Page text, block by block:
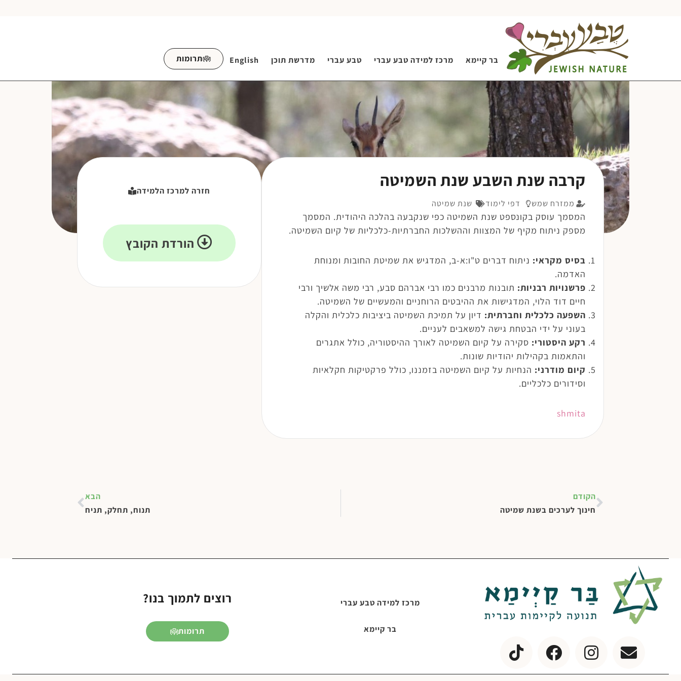
בר קיימא מרכז למידה טבע עברי טבע עברי מדרשת תוכן English תרומות
קרבה שנת השבע שנת השמיטה
ממזרח שמש דפי לימוד שנת שמיטה
המסמך עוסק בקונספט שנת השמיטה כפי שנקבעה בהלכה היהודית. המסמך
מספק ניתוח מקיף של המצוות וההשלכות החברתיות-כלכליות של קיום השמיטה.
בסיס מקראי: ניתוח דברים ט"ו:א-ב, המדגיש את שמיטת החובות ומנוחת
האדמה.
פרשנויות רבניות: תובנות מרבנים כמו רבי אברהם סבע, רבי משה אלשיך ורבי
חיים דוד הלוי, המדגישות את ההיבטים הרוחניים והמעשיים של השמיטה.
השפעה כלכלית וחברתית: דיון על תמיכת השמיטה ביציבות כלכלית והקלה
בעוני על ידי הבטחת גישה למשאבים לעניים.
רקע היסטורי: סקירה על קיום השמיטה לאורך ההיסטוריה, כולל אתגרים
והתאמות בקהילות יהודיות שונות.
קיום מודרני: הנחיות על קיום השמיטה בזמננו, כולל פרקטיקות חקלאיות
וסידורים כלכליים.
shmita
חזרה למרכז הלמידה
הורדת הקובץ
הקודם
חינוך לערכים בשנת שמיטה
הבא
תנוח, תחלק, תניח
מרכז למידה טבע עברי
בר קיימא
רוצים לתמוך בנו?
תרומות